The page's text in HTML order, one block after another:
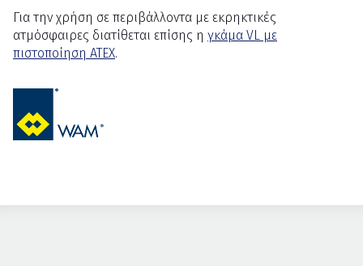
Για την χρήση σε περιβάλλοντα με εκρηκτικές
ατμόσφαιρες διατίθεται επίσης η γκάμα VL με
πιστοποίηση ATEX.